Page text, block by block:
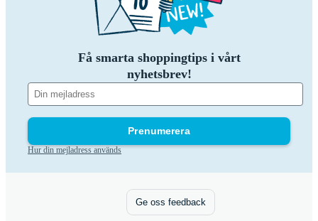
Få smarta shoppingtips i vårt
nyhetsbrev!
Prenumerera
Hur din mejladress används
Ge oss feedback